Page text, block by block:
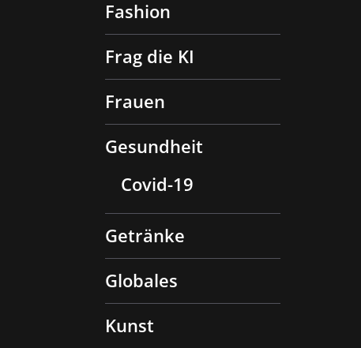
Fashion
Frag die KI
Frauen
Gesundheit
Covid-19
Getränke
Globales
Kunst